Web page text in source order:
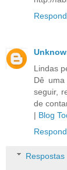
Lindas
Dê
seguir,
de
| Blog
Respostas